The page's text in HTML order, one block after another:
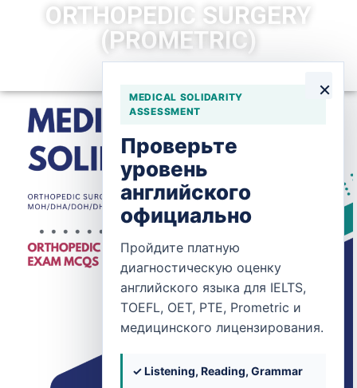
×
MEDICAL SOLIDARITY
ASSESSMENT
Проверьте
уровень
английского
официально
Пройдите платную
диагностическую оценку
английского языка для IELTS,
TOEFL, OET, PTE, Prometric и
медицинского лицензирования.
✓ Listening, Reading, Grammar
ORTHOPEDIC SURGERY
(PROMETRIC)